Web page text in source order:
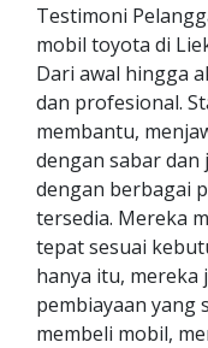
Testimoni
mobil toyota di
Dari awal hingga
dan profesional.
membantu,
dengan sabar dan
dengan berbagai
tersedia. Mereka
tepat sesuai
hanya itu, mereka
pembiayaan yang
membeli mobil,